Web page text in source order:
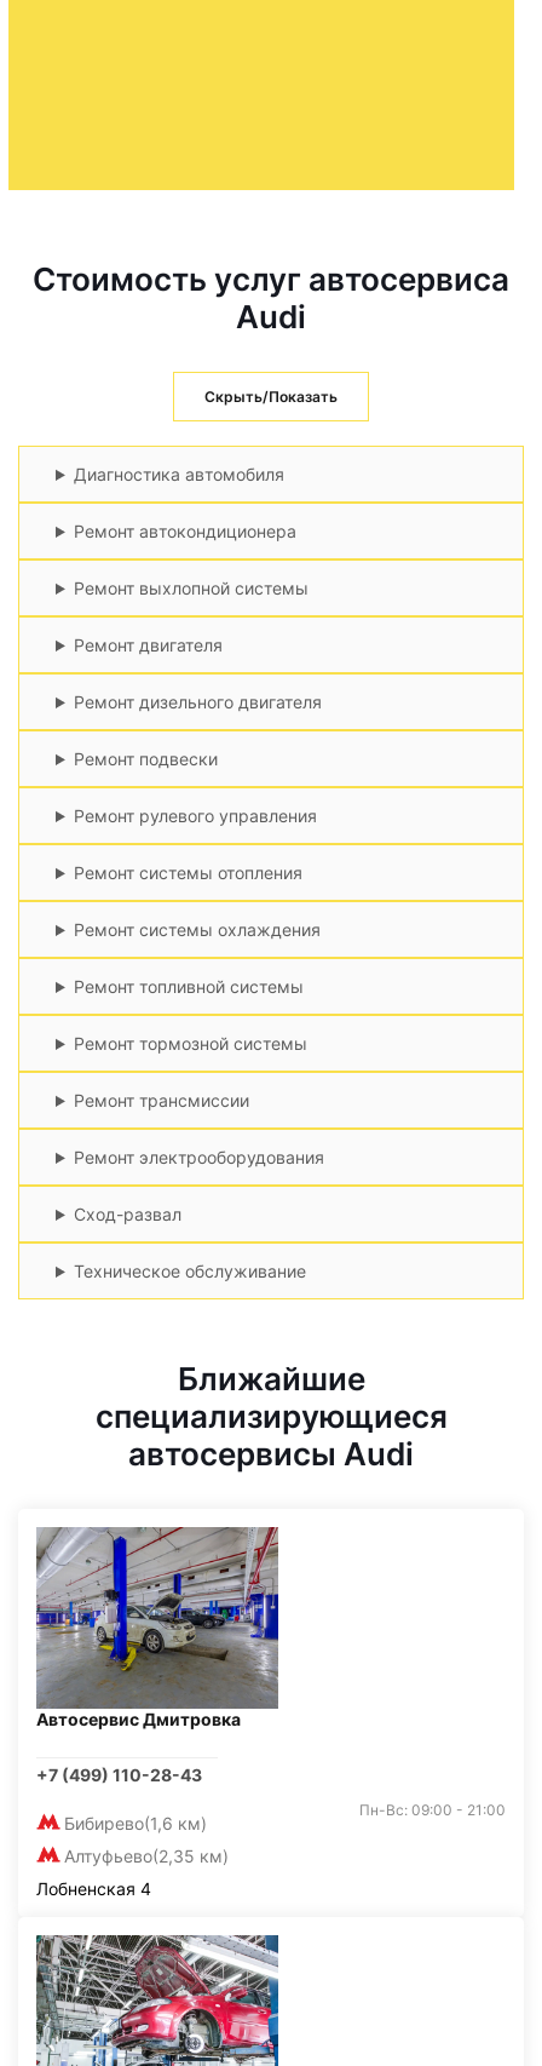
Стоимость услуг автосервиса
Audi
Скрыть/Показать
Диагностика автомобиля
Ремонт автокондиционера
Ремонт выхлопной системы
Ремонт двигателя
Ремонт дизельного двигателя
Ремонт подвески
Ремонт рулевого управления
Ремонт системы отопления
Ремонт системы охлаждения
Ремонт топливной системы
Ремонт тормозной системы
Ремонт трансмиссии
Ремонт электрооборудования
Сход-развал
Техническое обслуживание
Ближайшие
специализирующиеся
автосервисы Audi
Автосервис Дмитровка
+7 (499) 110-28-43
Бибирево(1,6 км)
Алтуфьево(2,35 км)
Пн-Вс: 09:00 - 21:00
Лобненская 4